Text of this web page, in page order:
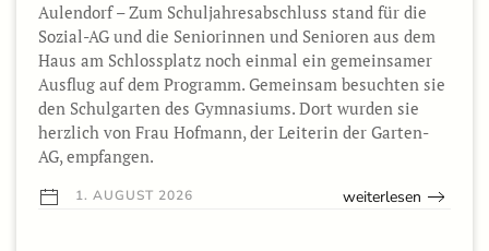
Aulendorf – Zum Schuljahresabschluss stand für die
Sozial-AG und die Seniorinnen und Senioren aus dem
Haus am Schlossplatz noch einmal ein gemeinsamer
Ausflug auf dem Programm. Gemeinsam besuchten sie
den Schulgarten des Gymnasiums. Dort wurden sie
herzlich von Frau Hofmann, der Leiterin der Garten-
AG, empfangen.
1. AUGUST 2026 weiterlesen